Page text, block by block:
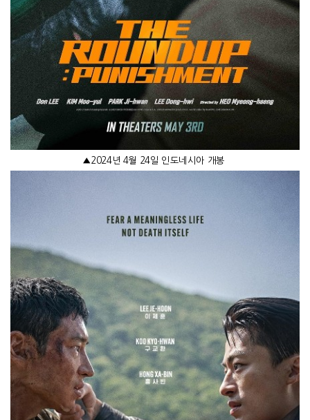
▲2024년 4월 24일 인도네시아 개봉